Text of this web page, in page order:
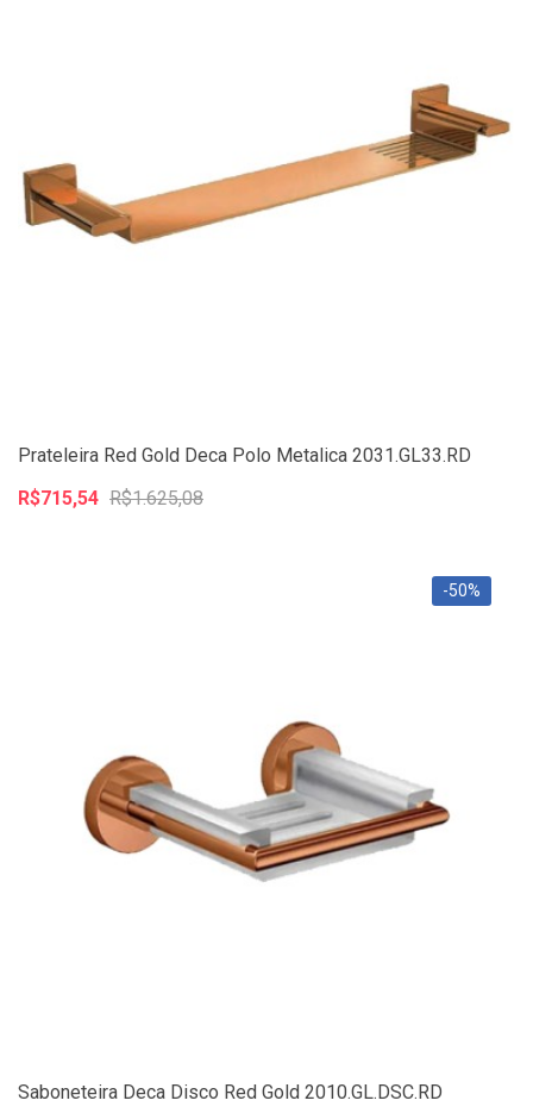
Prateleira Red Gold Deca Polo Metalica 2031.GL33.RD
R$715,54 R$1.625,08
-50%
Saboneteira Deca Disco Red Gold 2010.GL.DSC.RD